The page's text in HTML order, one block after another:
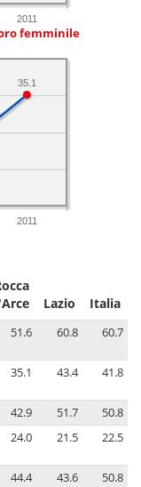
2011
femminile
2011
35.1
Lazio Italia
51.6 60.8 60.7
35.1 43.4 41.8
42.9 51.7
50.8
24.0 21.5 22.5
44.4 43.6 50.8